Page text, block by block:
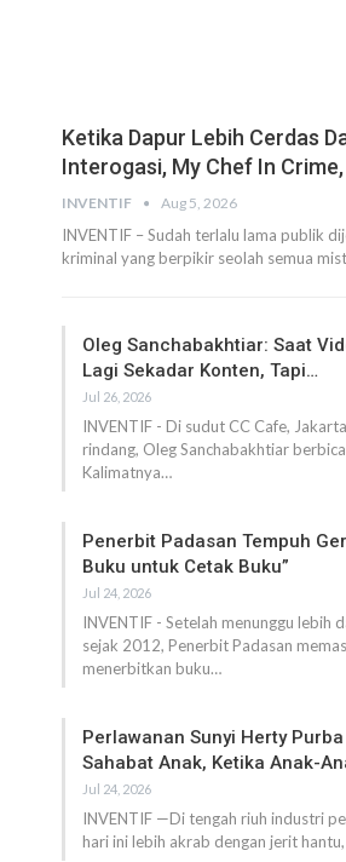
Ketika Dapur Lebih Cerdas
Interogasi, My Chef In
INVENTIF Aug 5, 2026
INVENTIF – Sudah terlalu lama publik
kriminal yang berpikir seolah semua
Oleg Sanchabakhtiar: Saat
Lagi Sekadar Konten, Tapi…
Jul 26, 2026
INVENTIF - Di sudut CC Cafe,
rindang, Oleg Sanchabakhtiar
Kalimatnya…
Penerbit Padasan Tempuh
Buku untuk Cetak Buku”
Jul 24, 2026
INVENTIF - Setelah menunggu lebih
sejak 2012, Penerbit Padasan
menerbitkan buku…
Perlawanan Sunyi Herty
Sahabat Anak, Ketika Anak-
Jul 24, 2026
INVENTIF —Di tengah riuh industri
hari ini lebih akrab dengan jerit